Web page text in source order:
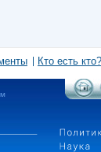
Кто есть кто?